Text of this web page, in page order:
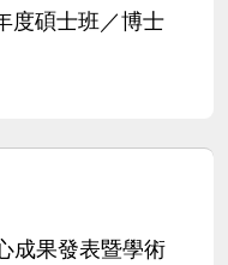
度碩士班／博士
成果發表暨學術